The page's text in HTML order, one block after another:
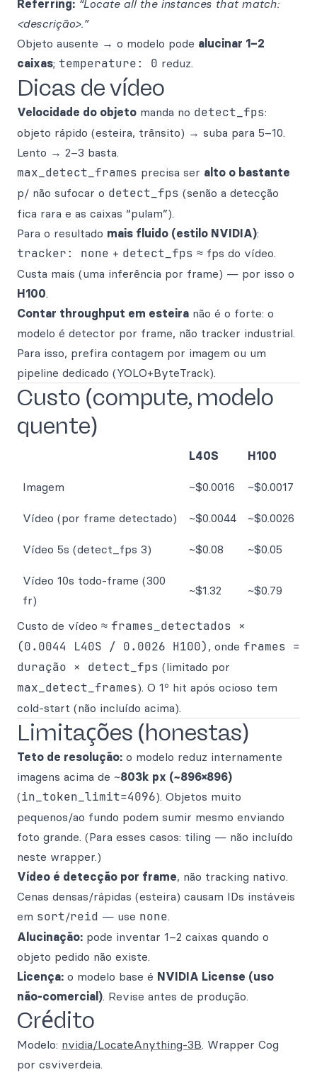
Referring: “Locate all the instances that match:
<descrição>.”
Objeto ausente → o modelo pode alucinar 1–2
caixas; temperature: 0 reduz.
Dicas de vídeo
Velocidade do objeto manda no detect_fps:
objeto rápido (esteira, trânsito) → suba para 5–10.
Lento → 2–3 basta.
max_detect_frames precisa ser alto o bastante
p/ não sufocar o detect_fps (senão a detecção
fica rara e as caixas “pulam”).
Para o resultado mais fluido (estilo NVIDIA):
tracker: none + detect_fps ≈ fps do vídeo.
Custa mais (uma inferência por frame) — por isso o
H100.
Contar throughput em esteira não é o forte: o
modelo é detector por frame, não tracker industrial.
Para isso, prefira contagem por imagem ou um
pipeline dedicado (YOLO+ByteTrack).
Custo (compute, modelo
quente)
L40S H100
Imagem ~$0.0016 ~$0.0017
Vídeo (por frame detectado) ~$0.0044 ~$0.0026
Vídeo 5s (detect_fps 3) ~$0.08 ~$0.05
Vídeo 10s todo-frame (300
fr)
~$1.32 ~$0.79
Custo de vídeo ≈ frames_detectados ×
(0.0044 L40S / 0.0026 H100) , onde frames =
duração × detect_fps (limitado por
max_detect_frames). O 1º hit após ocioso tem
cold-start (não incluído acima).
Limitações (honestas)
Teto de resolução: o modelo reduz internamente
imagens acima de ~803k px (~896×896)
(in_token_limit=4096). Objetos muito
pequenos/ao fundo podem sumir mesmo enviando
foto grande. (Para esses casos: tiling — não incluído
neste wrapper.)
Vídeo é detecção por frame, não tracking nativo.
Cenas densas/rápidas (esteira) causam IDs instáveis
em sort/reid — use none.
Alucinação: pode inventar 1–2 caixas quando o
objeto pedido não existe.
Licença: o modelo base é NVIDIA License (uso
não-comercial). Revise antes de produção.
Crédito
Modelo: nvidia/LocateAnything-3B. Wrapper Cog
por csviverdeia.